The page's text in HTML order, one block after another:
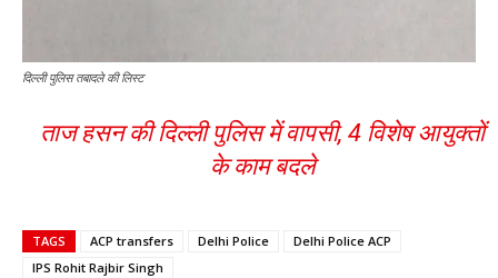
दिल्ली पुलिस तबादले की लिस्ट
ताज हसन की दिल्ली पुलिस में वापसी, 4 विशेष आयुक्तों
के काम बदले
TAGS ACP transfers Delhi Police
Delhi Police ACP
IPS Rohit Rajbir Singh